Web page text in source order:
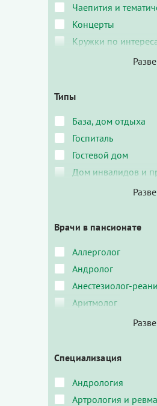
Чаепития и
Концерты
Кружки по
Типы
База, дом отдыха
Госпиталь
Гостевой дом
Дом инвалидов и
Врачи в пансионате
Аллерголог
Андролог
Анестезиолог-
Аритмолог
Специализация
Андрология
Артрология и